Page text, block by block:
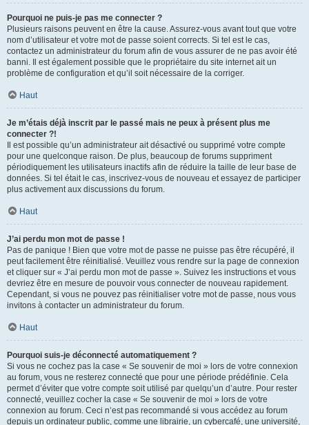
Pourquoi ne puis-je pas me connecter ?
Plusieurs raisons peuvent en être la cause. Assurez-vous avant tout que votre
nom d’utilisateur et votre mot de passe soient corrects. Si tel est le cas,
contactez un administrateur du forum afin de vous assurer de ne pas avoir été
banni. Il est également possible que le propriétaire du site internet ait un
problème de configuration et qu’il soit nécessaire de la corriger.
Haut
Je m’étais déjà inscrit par le passé mais ne peux à présent plus me
connecter ?!
Il est possible qu’un administrateur ait désactivé ou supprimé votre compte
pour une quelconque raison. De plus, beaucoup de forums suppriment
périodiquement les utilisateurs inactifs afin de réduire la taille de leur base de
données. Si tel était le cas, inscrivez-vous de nouveau et essayez de participer
plus activement aux discussions du forum.
Haut
J’ai perdu mon mot de passe !
Pas de panique ! Bien que votre mot de passe ne puisse pas être récupéré, il
peut facilement être réinitialisé. Veuillez vous rendre sur la page de connexion
et cliquer sur « J’ai perdu mon mot de passe ». Suivez les instructions et vous
devriez être en mesure de pouvoir vous connecter de nouveau rapidement.
Cependant, si vous ne pouvez pas réinitialiser votre mot de passe, nous vous
invitons à contacter un administrateur du forum.
Haut
Pourquoi suis-je déconnecté automatiquement ?
Si vous ne cochez pas la case « Se souvenir de moi » lors de votre connexion
au forum, vous ne resterez connecté que pour une période prédéfinie. Cela
permet d’éviter que votre compte soit utilisé par quelqu’un d’autre. Pour rester
connecté, veuillez cocher la case « Se souvenir de moi » lors de votre
connexion au forum. Ceci n’est pas recommandé si vous accédez au forum
depuis un ordinateur public, comme une librairie, un cybercafé, une université,